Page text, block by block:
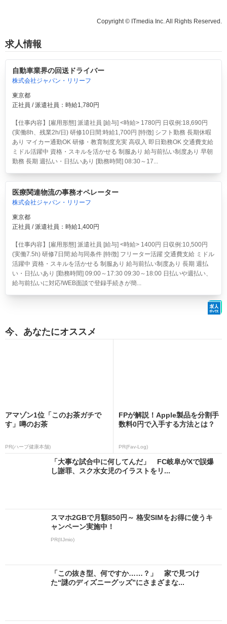
Copyright © ITmedia Inc. All Rights Reserved.
求人情報
自動車業界の回送ドライバー
株式会社ジャパン・リリーフ
東京都
正社員 / 派遣社員：時給1,780円
【仕事内容】[雇用形態] 派遣社員 [給与] <時給> 1780円 日収例:18,690円
(実働8h、残業2h/日) 研修10日間:時給1,700円 [特徴] シフト勤務 長期休暇
あり マイカー通勤OK 研修・教育制度充実 高収入 即日勤務OK 交通費支給
ミドル活躍中 資格・スキルを活かせる 制服あり 給与前払い制度あり 早朝
勤務 長期 週払い・日払いあり [勤務時間] 08:30～17...
医療関連物流の事務オペレーター
株式会社ジャパン・リリーフ
東京都
正社員 / 派遣社員：時給1,400円
【仕事内容】[雇用形態] 派遣社員 [給与] <時給> 1400円 日収例:10,500円
(実働7.5h) 研修7日間:給与同条件 [特徴] フリーター活躍 交通費支給 ミドル
活躍中 資格・スキルを活かせる 制服あり 給与前払い制度あり 長期 週払
い・日払いあり [勤務時間] 09:00～17:30 09:30～18:00 日払いや週払い、
給与前払いに対応!WEB面談で登録手続きが簡...
今、あなたにオススメ
アマゾン1位「このお茶ガチで
す」噂のお茶
PR(ハーブ健康本舗)
FPが解説！Apple製品を分割手
数料0円で入手する方法とは？
PR(Fav-Log)
「大事な試合中に何してんだ」 FC岐阜がXで誤爆
し謝罪、スク水女児のイラストをリ...
スマホ2GBで月額850円～ 格安SIMをお得に使うキ
ャンペーン実施中！
PR(IIJmio)
「この抜き型、何ですか……？」 家で見つけ
た“謎のディズニーグッズ”にさまざまな...